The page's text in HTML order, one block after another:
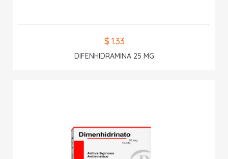
$ 1.33
DIFENHIDRAMINA 25 MG